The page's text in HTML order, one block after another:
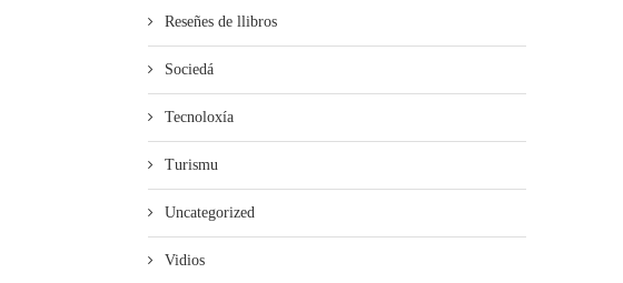
Reseñes de llibros
Sociedá
Tecnoloxía
Turismu
Uncategorized
Vidios